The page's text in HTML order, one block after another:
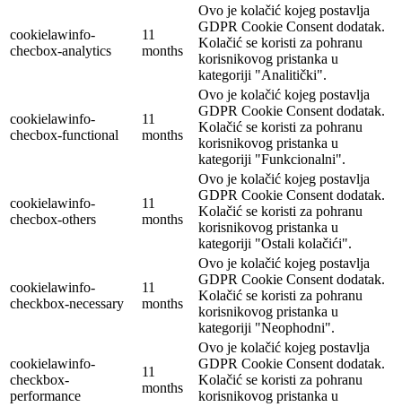
cookielawinfo-
checbox-analytics
11
months
Ovo je kolačić kojeg postavlja
GDPR Cookie Consent dodatak.
Kolačić se koristi za pohranu
korisnikovog pristanka u
kategoriji "Analitički".
cookielawinfo-
checbox-functional
11
months
Ovo je kolačić kojeg postavlja
GDPR Cookie Consent dodatak.
Kolačić se koristi za pohranu
korisnikovog pristanka u
kategoriji "Funkcionalni".
cookielawinfo-
checbox-others
11
months
Ovo je kolačić kojeg postavlja
GDPR Cookie Consent dodatak.
Kolačić se koristi za pohranu
korisnikovog pristanka u
kategoriji "Ostali kolačići".
cookielawinfo-
checkbox-necessary
11
months
Ovo je kolačić kojeg postavlja
GDPR Cookie Consent dodatak.
Kolačić se koristi za pohranu
korisnikovog pristanka u
kategoriji "Neophodni".
cookielawinfo-
checkbox-
performance
11
months
Ovo je kolačić kojeg postavlja
GDPR Cookie Consent dodatak.
Kolačić se koristi za pohranu
korisnikovog pristanka u